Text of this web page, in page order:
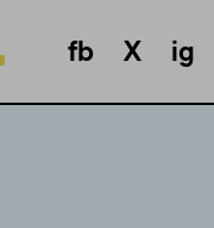
fb X ig